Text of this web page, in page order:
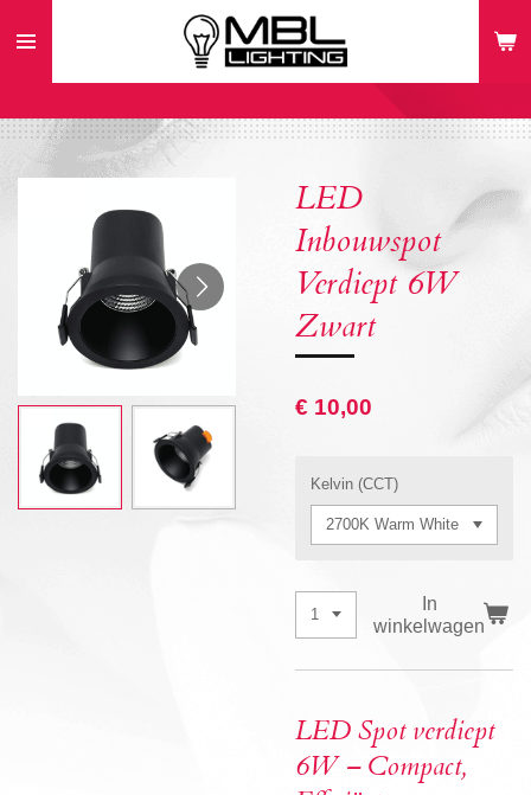
direct
hoofdinhoud
LED
Inbouwspot
Verdiept 6W
Zwart
€ 10,00
Kelvin (CCT)
In
winkelwagen
LED Spot verdiept
6W – Compact,